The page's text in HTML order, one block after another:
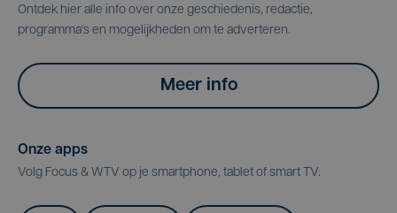
Ontdek hier alle info over onze geschiedenis, redactie,
programma's en mogelijkheden om te adverteren.
Meer info
Onze apps
Volg Focus & WTV op je smartphone, tablet of smart TV.